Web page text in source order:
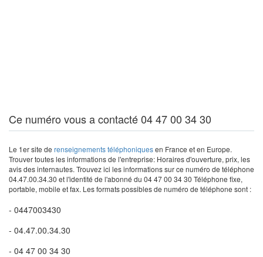
Ce numéro vous a contacté 04 47 00 34 30
Le 1er site de renseignements téléphoniquesen France et en Europe.
Trouver toutes les informations de l'entreprise: Horaires d'ouverture, prix, les
avis des internautes. Trouvez ici les informations sur ce numéro de téléphone
04.47.00.34.30 et l'identité de l'abonné du 04 47 00 34 30 Téléphone fixe,
portable, mobile et fax. Les formats possibles de numéro de téléphone sont :
- 0447003430
- 04.47.00.34.30
- 04 47 00 34 30